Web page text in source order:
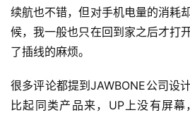
续航也不错，但对手机电量的消耗
候，我一般也只在回到家之后才打
了插线的麻烦。
很多评论都提到JAWBONE公司设
比起同类产品来，UP上没有屏